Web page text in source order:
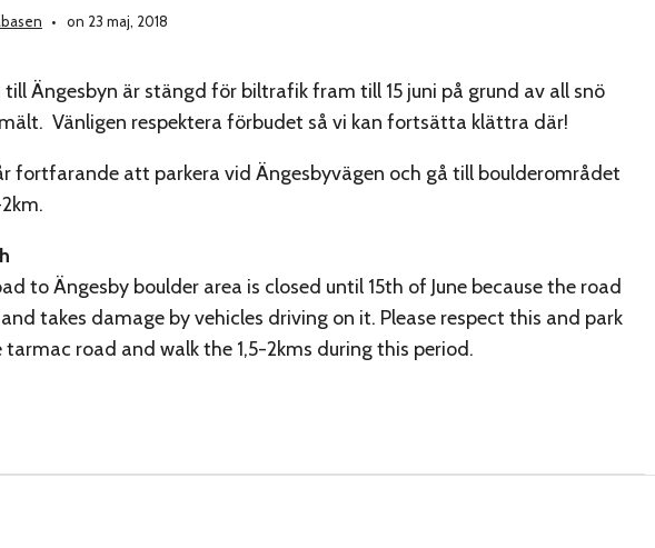
on 23 maj, 2018
till Ängesbyn är stängd för biltrafik fram till 15 juni på grund av all snö
Vänligen respektera förbudet så vi kan fortsätta klättra där!
fortfarande att parkera vid Ängesbyvägen och gå till boulderområdet
to Ängesby boulder area is closed until 15th of June because the road
takes damage by vehicles driving on it. Please respect this and park
tarmac road and walk the 1,5-2kms during this period.